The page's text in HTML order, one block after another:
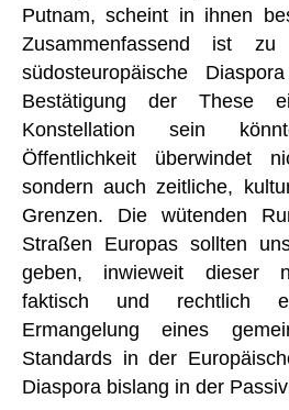
Putnam, scheint in ihnen
Zusammenfassend ist
südosteuropäische
Bestätigung der These
Konstellation sein
Öffentlichkeit überwindet
sondern auch zeitliche,
Grenzen. Die wütenden
Straßen Europas sollten
geben, inwieweit dieser
faktisch und rechtlich
Ermangelung eines
Standards in der
Diaspora bislang in der